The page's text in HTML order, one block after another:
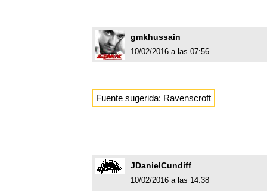
gmkhussain
10/02/2016 a las 07:56
Fuente sugerida: Ravenscroft
JDanielCundiff
10/02/2016 a las 14:38